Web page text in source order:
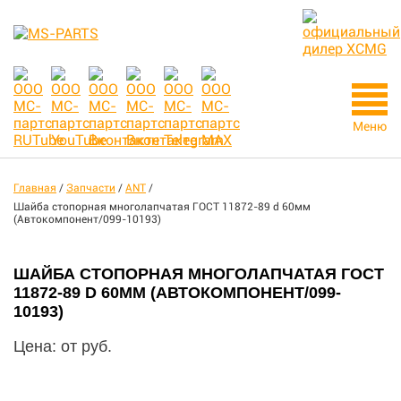
Меню
Главная / Запчасти / ANT /
Шайба стопорная многолапчатая ГОСТ 11872-89 d 60мм
(Автокомпонент/099-10193)
ШАЙБА СТОПОРНАЯ МНОГОЛАПЧАТАЯ ГОСТ
11872-89 D 60ММ (АВТОКОМПОНЕНТ/099-
10193)
Цена: от руб.